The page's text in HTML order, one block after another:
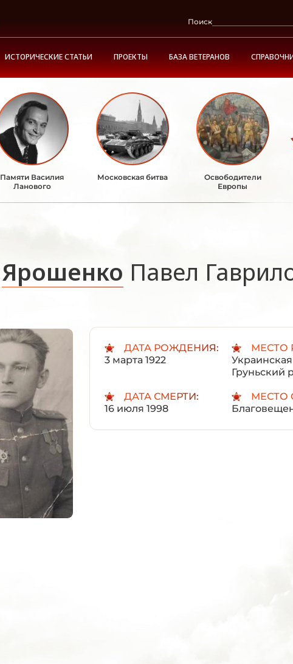
Поиск
ИСТОРИЧЕСКИЕ СТАТЬИ ПРОЕКТЫ БАЗА ВЕТЕРАНОВ
Памяти Василия
Ланового
Московская битва
Освободители
Европы
Ярошенко Павел
ДАТА РОЖДЕНИЯ:
3 марта 1922
МЕСТО
Груньский
ДАТА СМЕРТИ:
16 июля 1998
МЕСТО